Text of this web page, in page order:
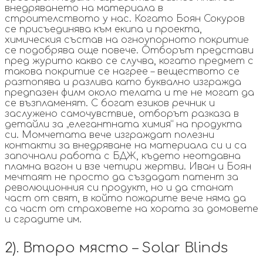
внедряването на материала в
строителството у нас. Когато Боян Сокуров
се присъединява към екипа и проекта,
химическия състав на огноупорното покритие
се подобрява още повече. Отборът представи
пред журито какво се случва, когато предмет с
такова покритие се нагрее – веществото се
разтопява и разлива като буквално изгражда
предпазен филм около телата и те не могат да
се възпламенят. С богат езиков речник и
заслужено самочувствие, отборът разказа в
детайли за „елегантната химия“ на продукта
си. Момчетата вече изграждат полезни
контакти за внедряване на материала си и са
започнали работа с БДЖ, където неотдавна
пламна вагон и взе четири жертви. Иван и Боян
мечтаят не просто да създадат патент за
революционния си продукт, но и да станат
част от свят, в който пожарите вече няма да
са част от страховете на хората за домовете
и сградите им.
2). Второ място – Solar Blinds